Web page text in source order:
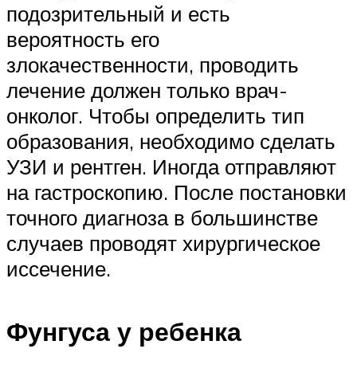
подозрительный и есть
вероятность его
злокачественности, проводить
лечение должен только врач-
онколог. Чтобы определить тип
образования, необходимо сделать
УЗИ и рентген. Иногда отправляют
на гастроскопию. После постановки
точного диагноза в большинстве
случаев проводят хирургическое
иссечение.
Фунгуса у ребенка